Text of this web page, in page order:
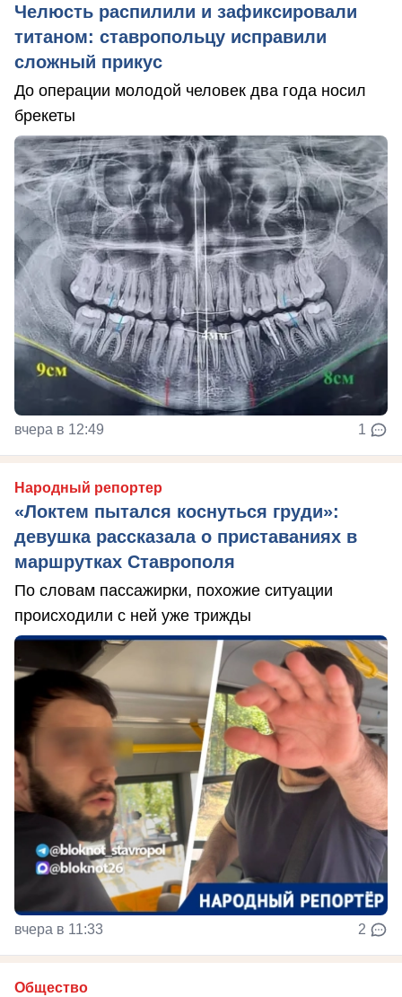
Челюсть распилили и зафиксировали
титаном: ставропольцу исправили
сложный прикус
До операции молодой человек два года носил
брекеты
вчера в 12:49 1
Народный репортер
«Локтем пытался коснуться груди»:
девушка рассказала о приставаниях в
маршрутках Ставрополя
По словам пассажирки, похожие ситуации
происходили с ней уже трижды
вчера в 11:33 2
Общество